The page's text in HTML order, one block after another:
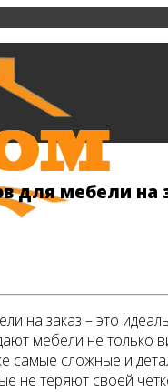
для мебели на
на заказ – это
мебели не только
самые сложные и
не теряют своей